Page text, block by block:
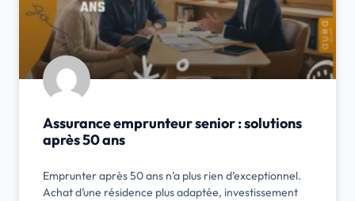
Assurance emprunteur senior : solutions
après 50 ans
Emprunter après 50 ans n’a plus rien d’exceptionnel.
Achat d’une résidence plus adaptée, investissement